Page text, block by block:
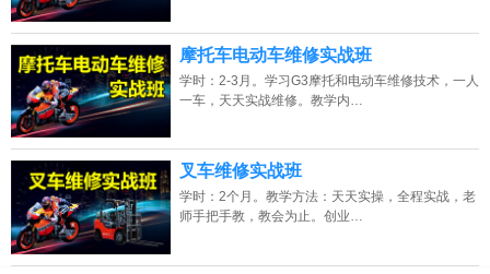
摩托车电动车维修实战班
学时：2-3月。学习G3摩托和电动车维修技术，一人
一车，天天实战维修。教学内…
叉车维修实战班
学时：2个月。教学方法：天天实操，全程实战，老
师手把手教，教会为止。创业…